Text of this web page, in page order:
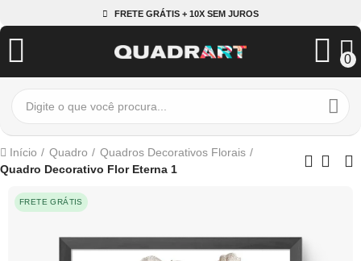
FRETE GRÁTIS + 10X SEM JUROS
0
Início Quadro
Quadros Decorativos Florais
Quadro Decorativo Flor Eterna 1
FRETE GRÁTIS